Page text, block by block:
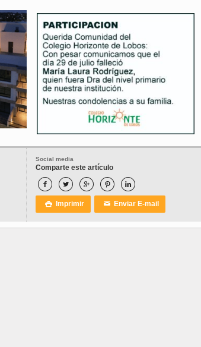
Social media
Comparte este artículo
    
 Imprimir ✉ Enviar E-mail